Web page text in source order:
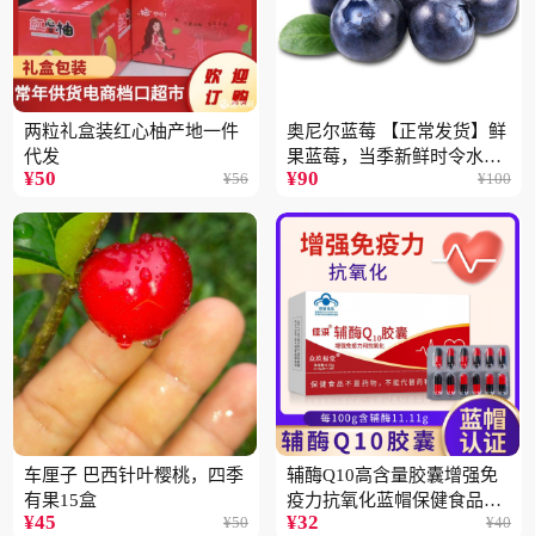
两粒礼盒装红心柚产地一件
代发
¥50 ¥56
奥尼尔蓝莓 【正常发货】鲜
果蓝莓，当季新鲜时令水果
顺丰包邮
¥90 ¥100
车厘子 巴西针叶樱桃，四季
有果15盒
¥45 ¥50
辅酶Q10高含量胶囊增强免
疫力抗氧化蓝帽保健食品批
发一件代发2盒
¥32 ¥40